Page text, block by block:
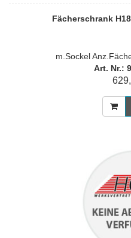
Fächerschrank
m.Sockel
Art. Nr.: